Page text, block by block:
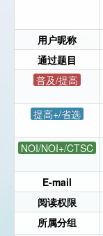
用户昵称
通过题目
普及/提高
提高+/省选
NOI/NOI+/CTSC
E-mail
阅读权限
所属分组